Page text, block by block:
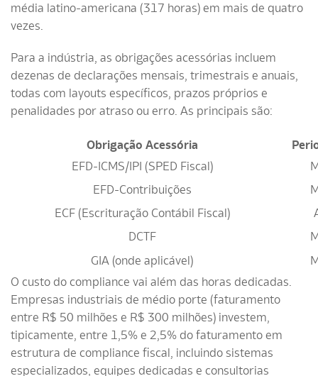
média latino-americana (317 horas) em mais de quatro
vezes.
Para a indústria, as obrigações acessórias incluem
dezenas de declarações mensais, trimestrais e anuais,
todas com layouts específicos, prazos próprios e
penalidades por atraso ou erro. As principais são:
Obrigação Acessória
EFD-ICMS/IPI (SPED Fiscal)
EFD-Contribuições
ECF (Escrituração Contábil Fiscal)
DCTF
GIA (onde aplicável)
O custo do compliance vai além das horas dedicadas.
Empresas industriais de médio porte (faturamento
entre R$ 50 milhões e R$ 300 milhões) investem,
tipicamente, entre 1,5% e 2,5% do faturamento em
estrutura de compliance fiscal, incluindo sistemas
especializados, equipes dedicadas e consultorias